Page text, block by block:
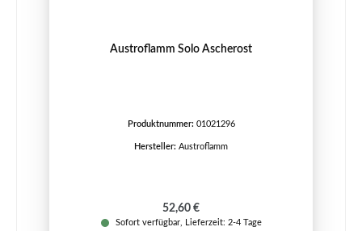
Austroflamm Solo Ascherost
Produktnummer: 01021296
Hersteller: Austroflamm
Regulärer Preis:
52,60 €
Sofort verfügbar, Lieferzeit: 2-4 Tage